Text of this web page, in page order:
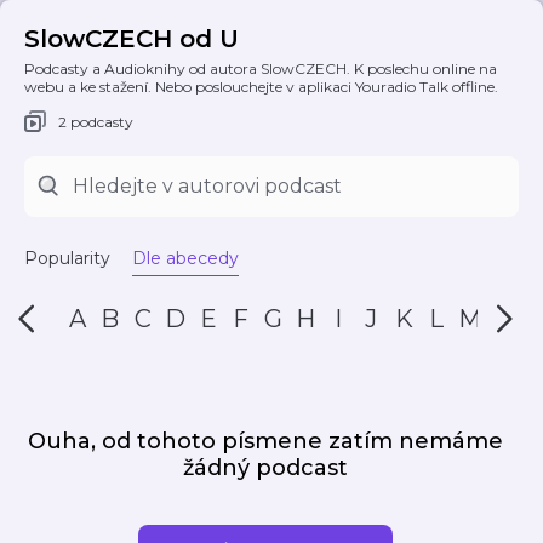
SlowCZECH od U
Podcasty a Audioknihy od autora SlowCZECH. K poslechu online na
webu a ke stažení. Nebo poslouchejte v aplikaci Youradio Talk offline.
2 podcasty
Popularity Dle abecedy
A B C D E F G H I J K L M N
Ouha, od tohoto písmene zatím nemáme
žádný podcast